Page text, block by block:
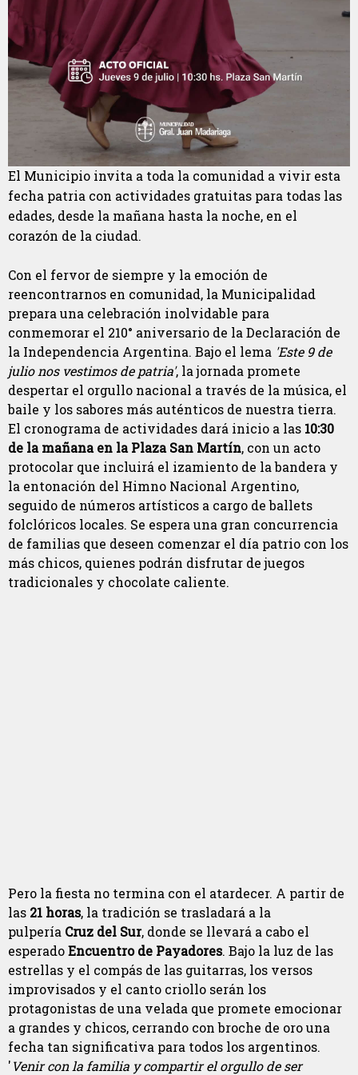
El Municipio invita a toda la comunidad a vivir esta
fecha patria con actividades gratuitas para todas las
edades, desde la mañana hasta la noche, en el
corazón de la ciudad.
Con el fervor de siempre y la emoción de
reencontrarnos en comunidad, la Municipalidad
prepara una celebración inolvidable para
conmemorar el 210° aniversario de la Declaración de
la Independencia Argentina. Bajo el lema 'Este 9 de
julio nos vestimos de patria', la jornada promete
despertar el orgullo nacional a través de la música, el
baile y los sabores más auténticos de nuestra tierra.
El cronograma de actividades dará inicio a las 10:30
de la mañana en la Plaza San Martín, con un acto
protocolar que incluirá el izamiento de la bandera y
la entonación del Himno Nacional Argentino,
seguido de números artísticos a cargo de ballets
folclóricos locales. Se espera una gran concurrencia
de familias que deseen comenzar el día patrio con los
más chicos, quienes podrán disfrutar de juegos
tradicionales y chocolate caliente.
Pero la fiesta no termina con el atardecer. A partir de
las 21 horas, la tradición se trasladará a la
pulpería Cruz del Sur, donde se llevará a cabo el
esperadoEncuentro de Payadores. Bajo la luz de las
estrellas y el compás de las guitarras, los versos
improvisados y el canto criollo serán los
protagonistas de una velada que promete emocionar
a grandes y chicos, cerrando con broche de oro una
fecha tan significativa para todos los argentinos.
'Venir con la familia y compartir el orgullo de ser